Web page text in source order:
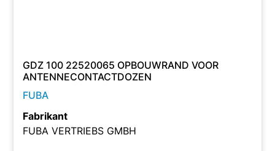
GDZ 100 22520065 OPBOUWRAND VOOR
ANTENNECONTACTDOZEN
FUBA
Fabrikant
FUBA VERTRIEBS GMBH